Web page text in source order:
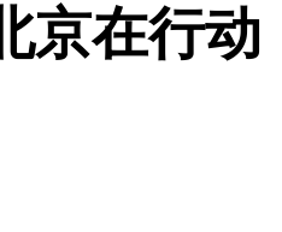
京在行动